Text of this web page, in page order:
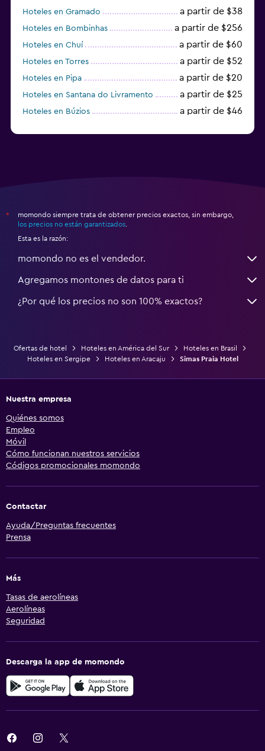
Hoteles en Gramado a partir de $38
Hoteles en Bombinhas a partir de $256
Hoteles en Chuí a partir de $60
Hoteles en Torres a partir de $52
Hoteles en Pipa a partir de $20
Hoteles en Santana do Livramento a partir de $25
Hoteles en Búzios a partir de $46
*
momondo siempre trata de obtener precios exactos, sin embargo,
los precios no están garantizados
Esta es la razón:
momondo no es el vendedor.
Agregamos montones de datos para ti
¿Por qué los precios no son 100% exactos?
Ofertas de hotel Hoteles en América del Sur
Hoteles en Brasil
Hoteles en Sergipe
Hoteles en Aracaju Simas Praia Hotel
Nuestra empresa
Quiénes somos
Empleo
Móvil
Cómo funcionan nuestros servicios
Códigos promocionales momondo
Contactar
Ayuda/Preguntas frecuentes
Prensa
Más
Tasas de aerolíneas
Aerolíneas
Seguridad
Descarga la app de momondo